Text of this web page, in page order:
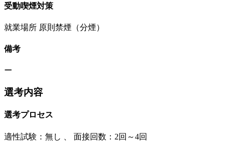
受動喫煙対策
就業場所 原則禁煙（分煙）
備考
ー
選考内容
選考プロセス
適性試験： 無し 面接回数：2回～4回